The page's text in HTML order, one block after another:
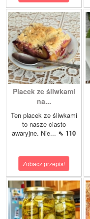
Placek ze śliwkami
na...
Ten placek ze śliwkami
to nasze ciasto
awaryjne. Nie... ⇖ 110
Zobacz przepis!